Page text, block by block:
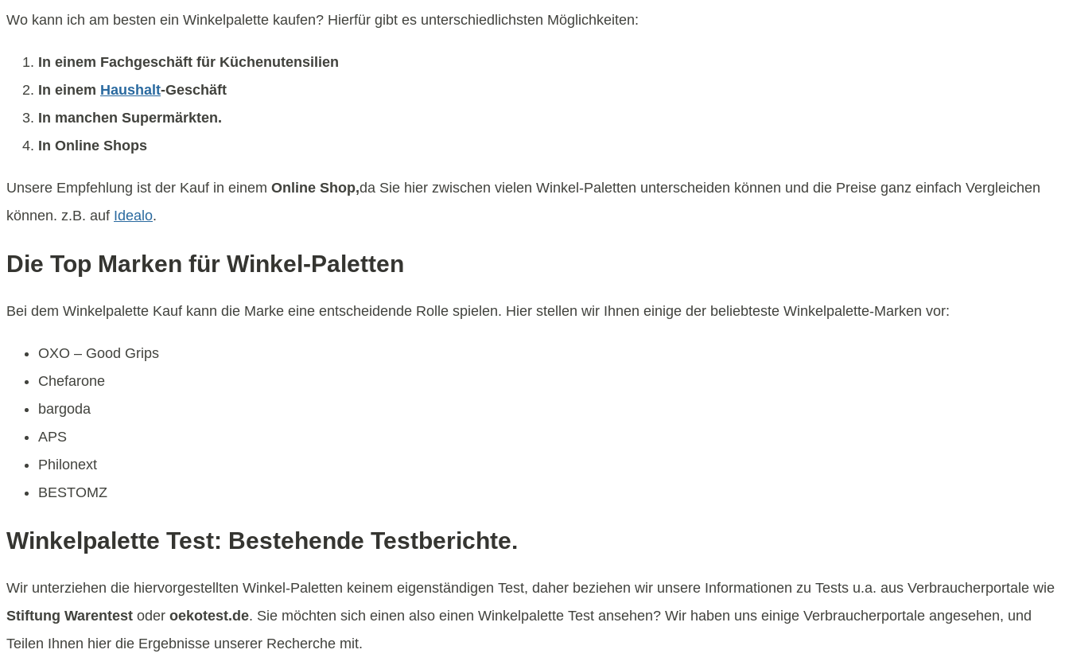
Wo kann ich am besten ein Winkelpalette kaufen? Hierfür gibt es unterschiedlichsten Möglichkeiten:
In einem Fachgeschäft für Küchenutensilien
In einem Haushalt-Geschäft
In manchen Supermärkten.
In Online Shops
Unsere Empfehlung ist der Kauf in einem Online Shop,da Sie hier zwischen vielen Winkel-Paletten unterscheiden können und die Preise ganz einfach Vergleichen
können. z.B. auf Idealo.
Die Top Marken für Winkel-Paletten
Bei dem Winkelpalette Kauf kann die Marke eine entscheidende Rolle spielen. Hier stellen wir Ihnen einige der beliebteste Winkelpalette-Marken vor:
OXO – Good Grips
Chefarone
bargoda
APS
Philonext
BESTOMZ
Winkelpalette Test: Bestehende Testberichte.
Wir unterziehen die hiervorgestellten Winkel-Paletten keinem eigenständigen Test, daher beziehen wir unsere Informationen zu Tests u.a. aus Verbraucherportale wie
Stiftung Warentest oder oekotest.de. Sie möchten sich einen also einen Winkelpalette Test ansehen? Wir haben uns einige Verbraucherportale angesehen, und
Teilen Ihnen hier die Ergebnisse unserer Recherche mit.